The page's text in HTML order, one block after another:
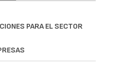
PARA EL SECTOR